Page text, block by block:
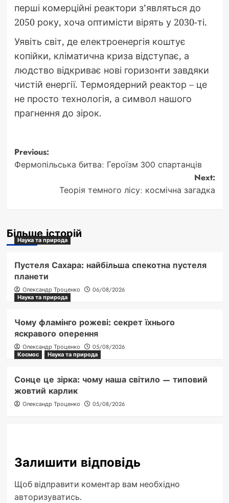
перші комерційні реактори з’являться до
2050 року, хоча оптимісти вірять у 2030-ті.
Уявіть світ, де електроенергія коштує
копійки, кліматична криза відступає, а
людство відкриває нові горизонти завдяки
чистій енергії. Термоядерний реактор – це
не просто технологія, а символ нашого
прагнення до зірок.
Post
navigation
Previous:
Фермопільська битва: Героїзм 300 спартанців
Next:
Теорія темного лісу: космічна загадка
Більше історій
Наука та природа
Пустеля Сахара: найбільша спекотна пустеля
планети
Олександр Троценко
06/08/2026
Наука та природа
Чому фламінго рожеві: секрет їхнього
яскравого оперення
Олександр Троценко
05/08/2026
Космос
Наука та природа
Сонце це зірка: чому наша світило — типовий
жовтий карлик
Олександр Троценко 05/08/2026
Залишити відповідь
Щоб відправити коментар вам необхідно
авторизуватись.